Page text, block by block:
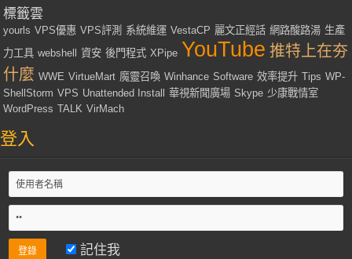
標籤雲
yourls VPS優惠 VPS評測 系統維運 VestaCP 麗文正經話 網路酸路湯 生產
力工具 webshell 資安 後門程式 XPipe YouTube 推特上在夯
什麼 WWE VirtueMart 魔靈召喚 Winhance Software 效率提升 Tips WP-
ShellStorm VPS Unattended Install 華視新聞廣場 Skype 少康戰情室
WordPress TALK VirMach
登入
記住我